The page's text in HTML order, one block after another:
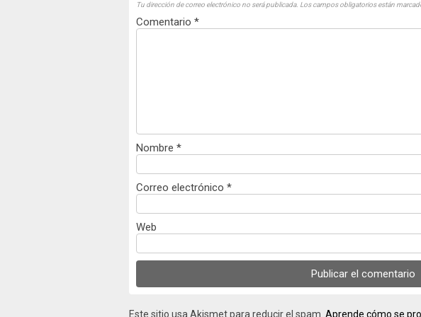
Tu dirección de correo electrónico no será publicada. Los campos obligatorios están
Comentario *
Nombre *
Correo electrónico *
Web
Este sitio usa Akismet para reducir el spam. Aprende cómo se